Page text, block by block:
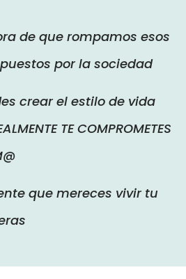
de que rompamos esos
por la sociedad
crear el estilo de vida
TE COMPROMETES
que mereces vivir tu